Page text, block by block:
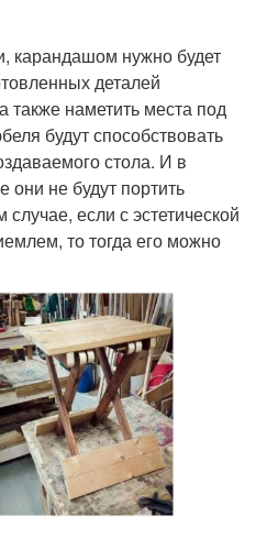
карандашом нужно будет
деталей
также наметить места под
будут способствовать
стола. И в
не будут портить
если с эстетической
то тогда его можно